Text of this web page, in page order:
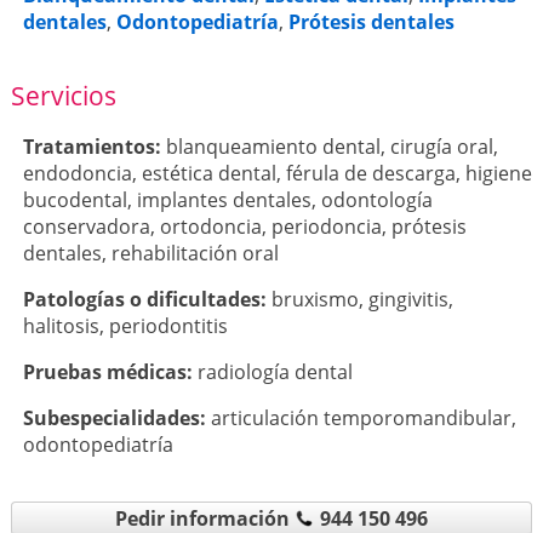
dentales, Odontopediatría, Prótesis dentales
Servicios
Tratamientos: blanqueamiento dental, cirugía oral,
endodoncia, estética dental, férula de descarga, higiene
bucodental, implantes dentales, odontología
conservadora, ortodoncia, periodoncia, prótesis
dentales, rehabilitación oral
Patologí­as o dificultades: bruxismo, gingivitis,
halitosis, periodontitis
Pruebas médicas: radiología dental
Subespecialidades: articulación temporomandibular,
odontopediatría
Pedir información 944 150 496